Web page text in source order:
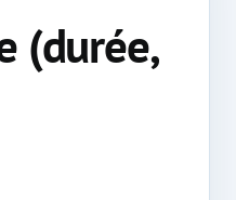
(durée,